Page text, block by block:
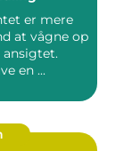
er mere
at vågne op
ansigtet.
en ...